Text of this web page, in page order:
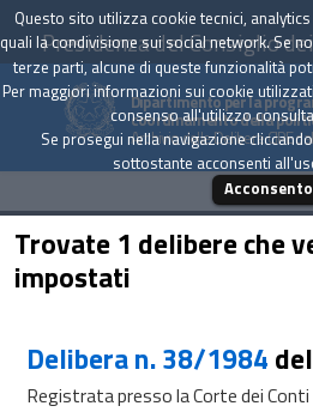
Presidenza del Consiglio
Dipartimento per la
coordinamento della
Archivio delle Delibere CIPE
Trovate 1 delibere che
impostati
Delibera n. 38/1984
Registrata presso la Corte dei Conti
Questo sito utilizza cookie tecnici,
quali la condivisione sui social network. Se
terze parti, alcune di queste funzionalità
Per maggiori informazioni sui cookie
consenso all'utilizzo
Se prosegui nella navigazione
sottostante acconsenti
Acconsento